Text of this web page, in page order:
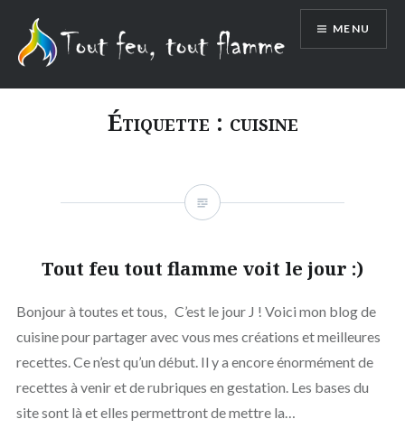
contenu
MENU
Étiquette : cuisine
Tout feu tout flamme voit le jour :)
Bonjour à toutes et tous, C’est le jour J ! Voici mon blog de
cuisine pour partager avec vous mes créations et meilleures
recettes. Ce n’est qu’un début. Il y a encore énormément de
recettes à venir et de rubriques en gestation. Les bases du
site sont là et elles permettront de mettre la…